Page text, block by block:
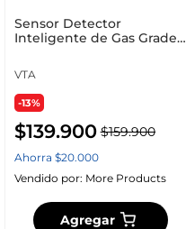
Sensor Detector
Inteligente de Gas Grade
VTA
-13%
$139.900 $159.900
Ahorra $20.000
Vendido por: More Products
Agregar